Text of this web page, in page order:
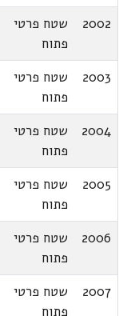
2002
שטח פרטי
פתוח
2003
שטח פרטי
פתוח
2004
שטח פרטי
פתוח
2005
שטח פרטי
פתוח
2006
שטח פרטי
פתוח
2007
שטח פרטי
פתוח